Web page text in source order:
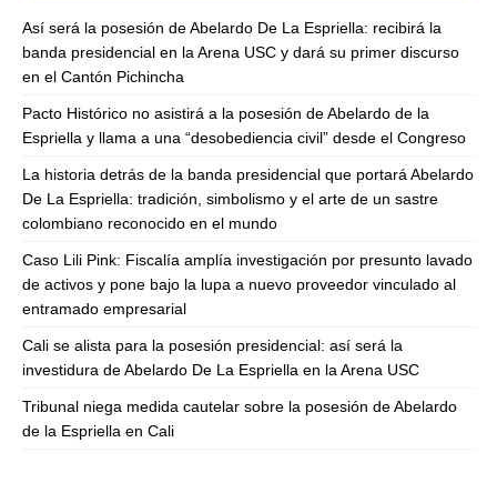
Así será la posesión de Abelardo De La Espriella: recibirá la
banda presidencial en la Arena USC y dará su primer discurso
en el Cantón Pichincha
Pacto Histórico no asistirá a la posesión de Abelardo de la
Espriella y llama a una “desobediencia civil” desde el Congreso
La historia detrás de la banda presidencial que portará Abelardo
De La Espriella: tradición, simbolismo y el arte de un sastre
colombiano reconocido en el mundo
Caso Lili Pink: Fiscalía amplía investigación por presunto lavado
de activos y pone bajo la lupa a nuevo proveedor vinculado al
entramado empresarial
Cali se alista para la posesión presidencial: así será la
investidura de Abelardo De La Espriella en la Arena USC
Tribunal niega medida cautelar sobre la posesión de Abelardo
de la Espriella en Cali